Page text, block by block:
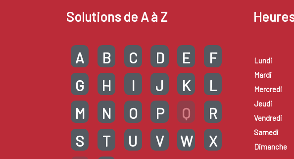
Solutions de A à Z
A B C D E
F
G
H I J K
L
M
N O P Q
R
S
T U V W
X
Lundi
Mardi
Mercredi
Jeudi
Vendredi
Samedi
Dimanche